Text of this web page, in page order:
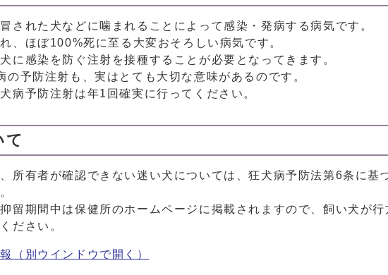
された犬などに噛まれることによって感染・発病する病気です。
、ほぼ100%死に至る大変おそろしい病気です。
に感染を防ぐ注射を接種することが必要となってきます。
予防注射も、実はとても大切な意味があるのです。
病予防注射は年1回確実に行ってください。
て
所有者が確認できない迷い犬については、狂犬病予防法第6条に基
留期間中は保健所のホームページに掲載されますので、飼い犬が行
ださい。
（別ウインドウで開く）